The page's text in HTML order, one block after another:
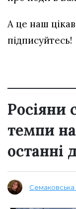
А це наш
підписуйтесь!
Росіяни
темпи
останні
Семаковська